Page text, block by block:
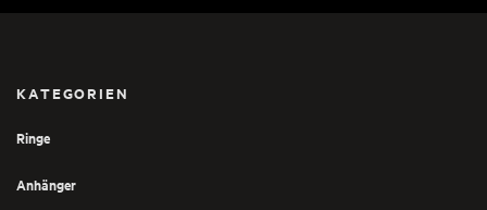
KATEGORIEN
Ringe
Anhänger